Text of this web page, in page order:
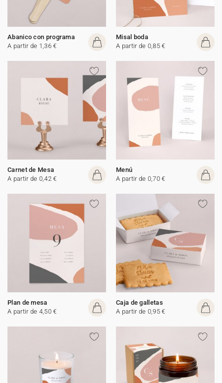
Abanico con programa
A partir de 1,36 €
Misal boda
A partir de 0,85 €
Carnet de Mesa
A partir de 0,42 €
Menú
A partir de 0,70 €
Plan de mesa
A partir de 4,50 €
Caja de galletas
A partir de 0,95 €